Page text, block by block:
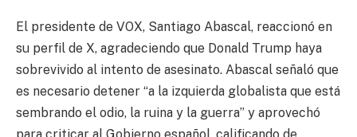
El presidente de VOX, Santiago Abascal, reaccionó en
su perfil de X, agradeciendo que Donald Trump haya
sobrevivido al intento de asesinato. Abascal señaló que
es necesario detener “a la izquierda globalista que está
sembrando el odio, la ruina y la guerra” y aprovechó